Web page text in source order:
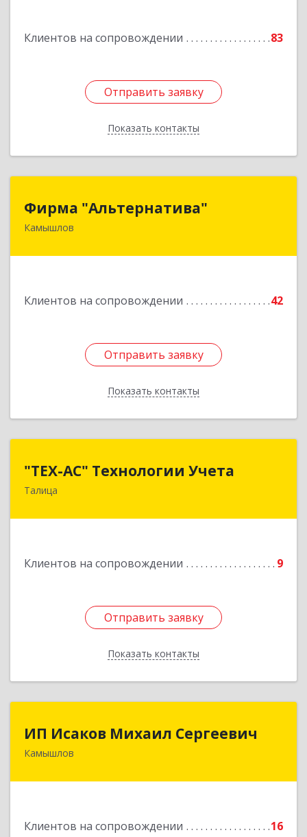
Клиентов на сопровождении 83
Отправить заявку
Показать контакты
Отправить заявку
Назад
Фирма "Альтернатива"
Камышлов
Клиентов на сопровождении 42
Отправить заявку
Показать контакты
624860, Свердловская обл, Камышлов г, Ленина
Отправить заявку
Назад
"ТЕХ-АС" Технологии Учета
Талица
Клиентов на сопровождении 9
Отправить заявку
Показать контакты
Отправить заявку
Назад
ИП Исаков Михаил Сергеевич
Камышлов
Клиентов на сопровождении 16
624860, Свердловская обл, Камышлов г, Ленина